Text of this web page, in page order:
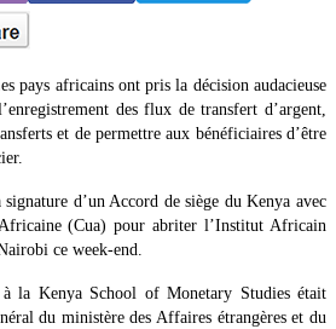
pays africains ont pris la décision audacieuse
des flux de transfert d’argent,
et de permettre aux bénéficiaires d’être
d’un Accord de siège du Kenya avec
(Cua) pour abriter l’Institut Africain
ce week-end.
la Kenya School of Monetary Studies était
du ministère des Affaires étrangères et du